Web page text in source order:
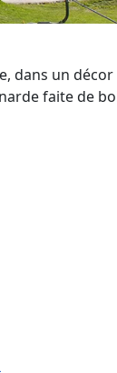
dans un décor
faite de